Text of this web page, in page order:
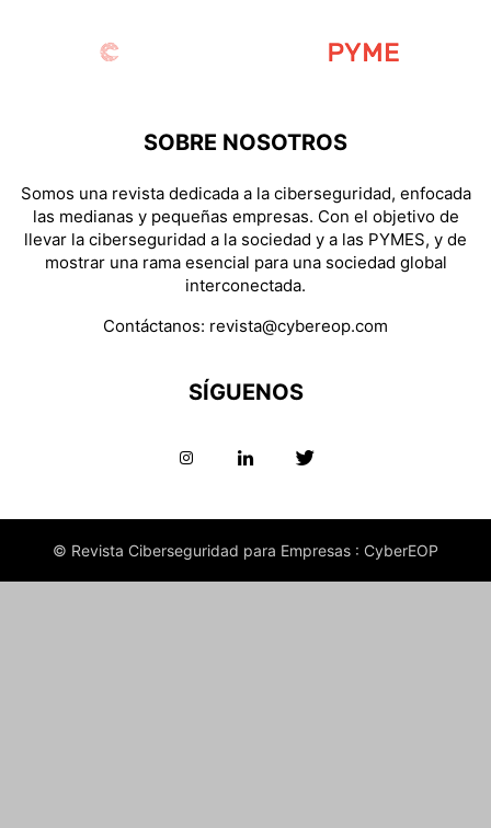
SOBRE NOSOTROS
Somos una revista dedicada a la ciberseguridad, enfocada
las medianas y pequeñas empresas. Con el objetivo de
llevar la ciberseguridad a la sociedad y a las PYMES, y de
mostrar una rama esencial para una sociedad global
interconectada.
Contáctanos: revista@cybereop.com
SÍGUENOS
© Revista Ciberseguridad para Empresas : CyberEOP